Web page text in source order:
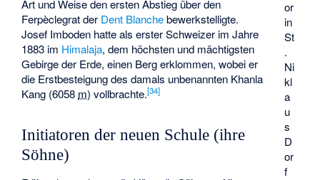
or
in
St
.
Ni
kl
a
u
s
D
or
f
Art und Weise den ersten Abstieg über den
Ferpèclegrat der Dent Blanchebewerkstelligte.
Josef Imboden hatte als erster Schweizer im Jahre
1883 im Himalaja, dem höchsten und mächtigsten
Gebirge der Erde, einen Berg erklommen, wobei er
die Erstbesteigung des damals unbenannten Khanla
Kang (6058 m) vollbrachte.[34]
Initiatoren der neuen Schule (ihre
Söhne)